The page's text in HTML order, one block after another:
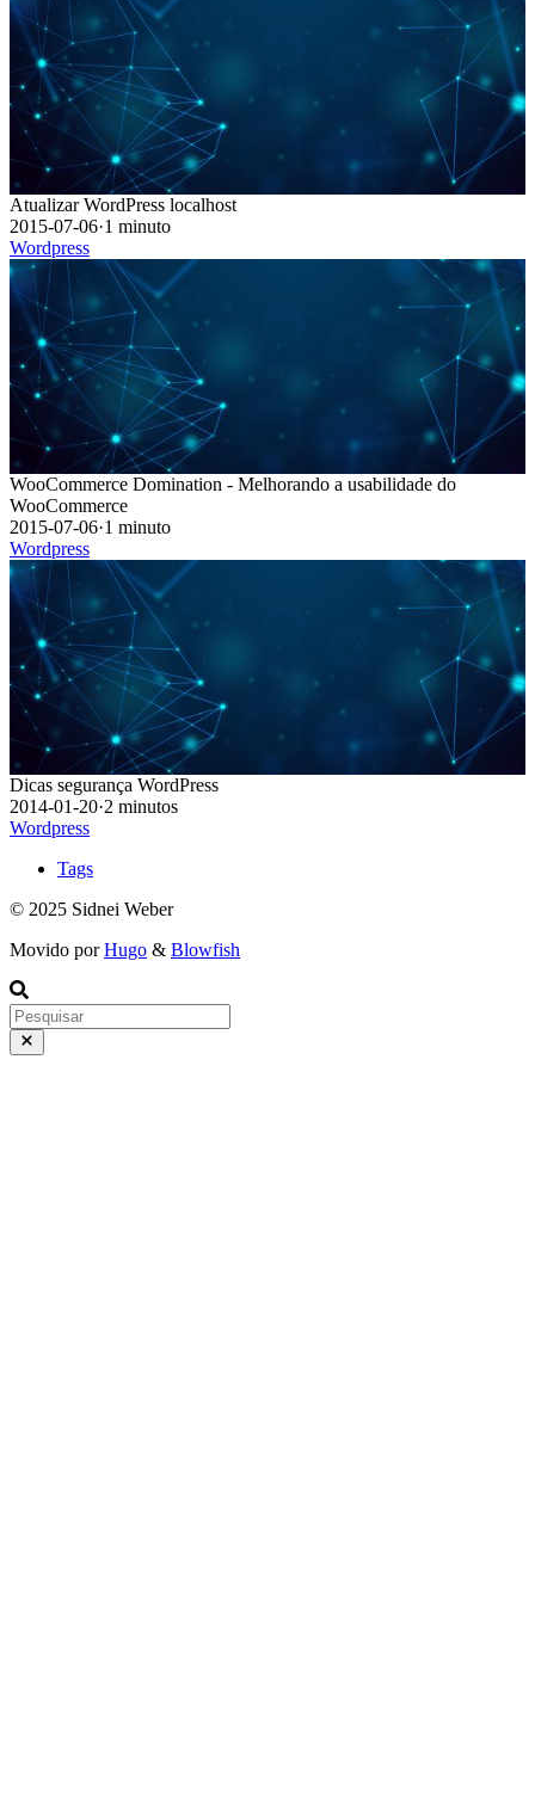
Atualizar WordPress localhost
2015-07-06·1 minuto
Wordpress
WooCommerce Domination - Melhorando a usabilidade do
WooCommerce
2015-07-06·1 minuto
Wordpress
Dicas segurança WordPress
2014-01-20·2 minutos
Wordpress
Tags
© 2025 Sidnei Weber
Movido porHugo & Blowfish